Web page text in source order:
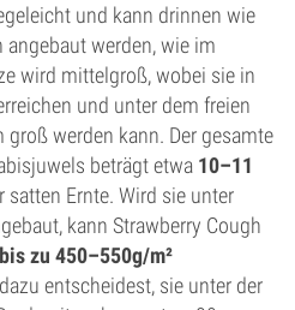
und kann drinnen wie
werden, wie im
wird mittelgroß, wobei sie in
und unter dem freien
werden kann. Der gesamte
beträgt etwa 10–11
Ernte. Wird sie unter
kann Strawberry Cough
bis zu 450–550g/m²
entscheidest, sie unter der